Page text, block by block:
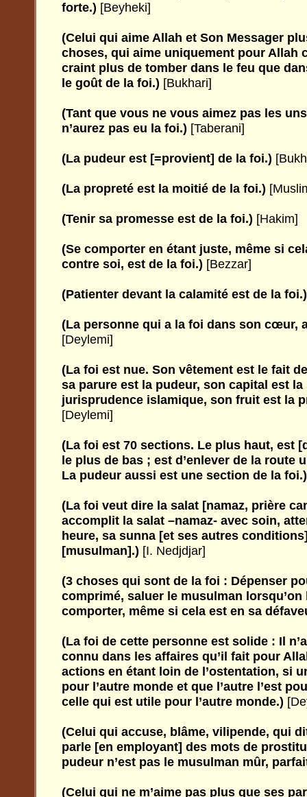
forte.) [Beyheki]
(Celui qui aime Allah et Son Messager
choses, qui aime uniquement pour Allah
craint plus de tomber dans le feu que
le goût de la foi.) [Bukhari]
(Tant que vous ne vous aimez pas les
n’aurez pas eu la foi.) [Taberani]
(La pudeur est [=provient] de la foi.)
(La propreté est la moitié de la foi.)
(Tenir sa promesse est de la foi.) [Hakim]
(Se comporter en étant juste, même si
contre soi, est de la foi.) [Bezzar]
(Patienter devant la calamité est de la foi.)
(La personne qui a la foi dans son cœur,
[Deylemi]
(La foi est nue. Son vêtement est le fait
sa parure est la pudeur, son capital est la
jurisprudence islamique, son fruit est la
[Deylemi]
(La foi est 70 sections. Le plus haut, est
le plus de bas ; est d’enlever de la route
La pudeur aussi est une section de la foi.)
(La foi veut dire la salat [namaz, prière
accomplit la salat –namaz- avec soin,
heure, sa sunna [et ses autres
[musulman].) [I. Nedjdjar]
(3 choses qui sont de la foi : Dépenser
comprimé, saluer le musulman
comporter, même si cela est en sa
(La foi de cette personne est solide : Il
connu dans les affaires qu’il fait pour
actions en étant loin de l’ostentation, si
pour l’autre monde et que l’autre l’est
celle qui est utile pour l’autre monde.)
(Celui qui accuse, blâme, vilipende, qui
parle [en employant] des mots de
pudeur n’est pas le musulman mûr,
(Celui qui ne m’aime pas plus que ses